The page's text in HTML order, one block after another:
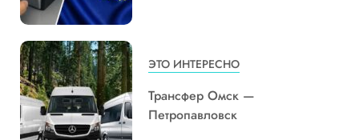
ЭТО ИНТЕРЕСНО
Трансфер Омск —
Петропавловск